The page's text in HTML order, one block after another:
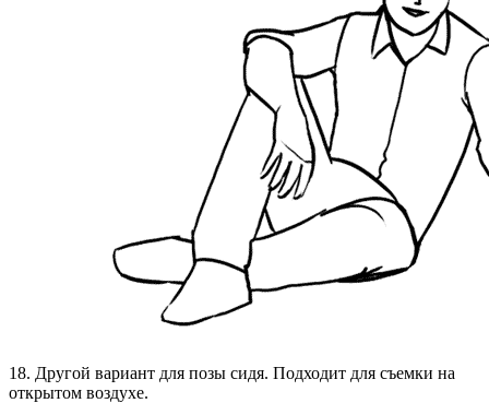
18. Другой вариант для позы сидя. Подходит для съемки на
открытом воздухе.